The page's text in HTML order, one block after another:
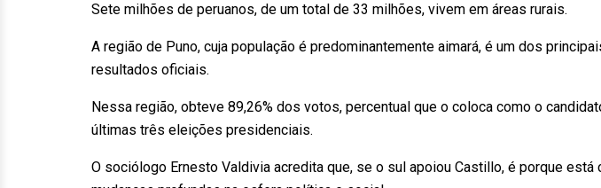
Sete milhões de peruanos, de um total de 33 milhões, vivem em áreas rurais.
A região de Puno, cuja população é predominantemente aimará, é um dos
resultados oficiais.
Nessa região, obteve 89,26% dos votos, percentual que o coloca como o
últimas três eleições presidenciais.
O sociólogo Ernesto Valdivia acredita que, se o sul apoiou Castillo, é porque está